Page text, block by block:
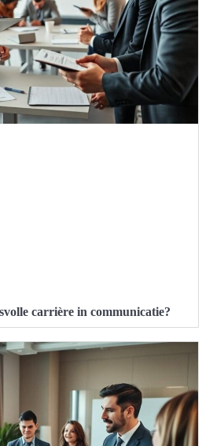
carrière in communicatie?